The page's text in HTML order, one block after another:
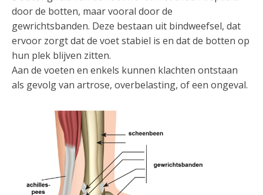
door de botten, maar vooral door de
gewrichtsbanden. Deze bestaan uit bindweefsel, dat
ervoor zorgt dat de voet stabiel is en dat de botten op
hun plek blijven zitten.
Aan de voeten en enkels kunnen klachten ontstaan
als gevolg van artrose, overbelasting, of een ongeval.